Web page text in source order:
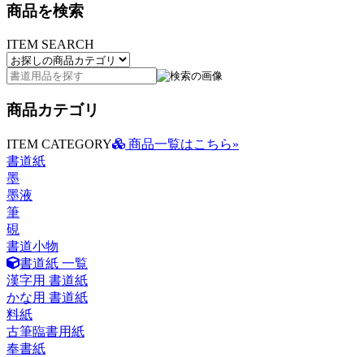
商品を検索
ITEM SEARCH
商品カテゴリ
ITEM CATEGORY
商品一覧はこちら»
書道紙
墨
墨液
筆
硯
書道小物
書道紙 一覧
漢字用 書道紙
かな用 書道紙
料紙
古筆臨書用紙
奉書紙